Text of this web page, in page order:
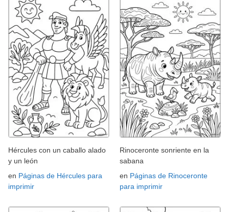
Hércules con un caballo alado
y un león
en Páginas de Hércules para
imprimir
Rinoceronte sonriente en la
sabana
en Páginas de Rinoceronte
para imprimir